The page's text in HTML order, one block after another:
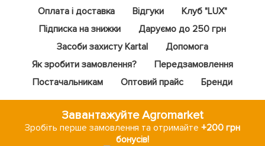
Оплата і доставка
Відгуки
Клуб "LUX"
Підписка на знижки
Даруємо до 250 грн
Засоби захисту Kartal
Допомога
Як зробити замовлення?
Передзамовлення
Постачальникам
Оптовий прайс Бренди
Завантажуйте Agromarket
Зробіть перше замовлення та отримайте+200 грн
бонусів!